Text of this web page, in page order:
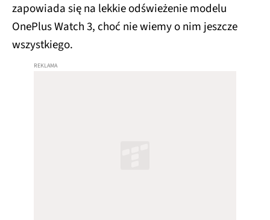
zapowiada się na lekkie odświeżenie modelu
OnePlus Watch 3, choć nie wiemy o nim jeszcze
wszystkiego.